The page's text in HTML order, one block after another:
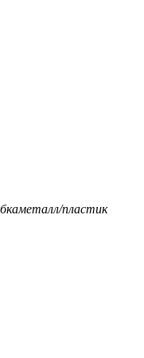
металл/пластик